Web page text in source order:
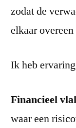
zodat de
elkaar
Ik heb
Financieel
waar een